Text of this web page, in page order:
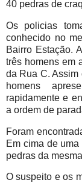
40 pedras de
Os policias
conhecido no
Bairro Estação.
três homens em
da Rua C.
homens
rapidamente e
a ordem de
Foram
Em cima de
pedras da
O suspeito e os